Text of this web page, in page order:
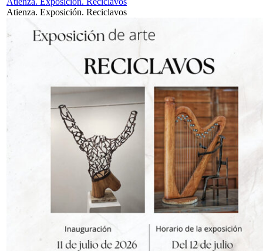
Atienza. Exposición. Reciclavos